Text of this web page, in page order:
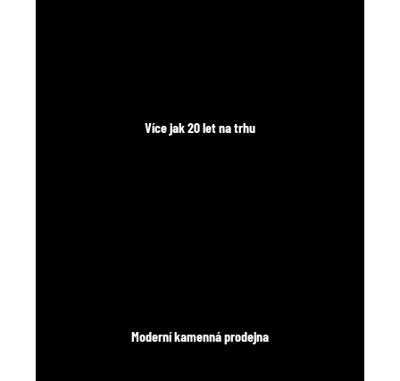
Více jak 20 let na trhu
Moderní kamenná prodejna